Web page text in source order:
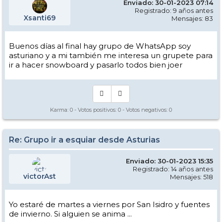
Xsanti69
Enviado: 30-01-2023 07:14
Registrado: 9 años antes
Mensajes: 83
Buenos días al final hay grupo de WhatsApp soy
asturiano y a mi también me interesa un grupete para
ir a hacer snowboard y pasarlo todos bien joer
Karma: 0 - Votos positivos: 0 - Votos negativos: 0
Re: Grupo ir a esquiar desde Asturias
victorAst
Enviado: 30-01-2023 15:35
Registrado: 14 años antes
Mensajes: 518
Yo estaré de martes a viernes por San Isidro y fuentes
de invierno. Si alguien se anima ...